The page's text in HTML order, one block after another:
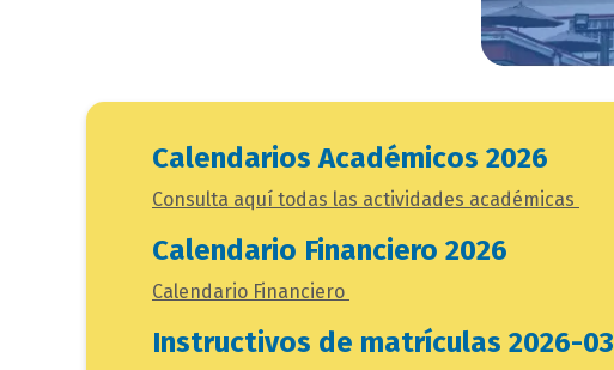
Calendarios Académicos 2026
Consulta aquí todas las actividades académicas
Calendario Financiero 2026
Calendario Financiero
Instructivos de matrículas 2026-03